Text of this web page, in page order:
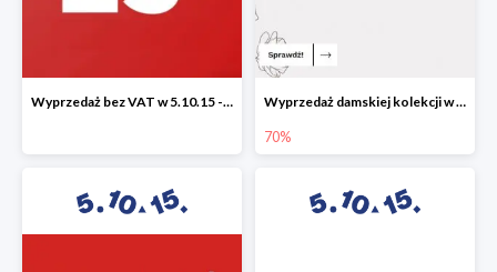
Wyprzedaż bez VAT w 5.10.15 - dodatkowe -23% rabatu Wyprzedaż damskiej kolekcji w 5.10.15 - ubrania, obuwie i dodatki do -70%
70%